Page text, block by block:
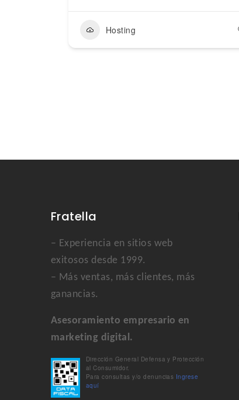
Hosting
Fratella
– Experiencia en sitios web
exitosos desde 1999.
– Más ventas, más clientes, más
ganancias.
Asesoramiento empresario en
marketing digital.
Dirección General Defensa y Protección
al Consumidor.
Para consultas y/o denuncias Ingrese
aquí